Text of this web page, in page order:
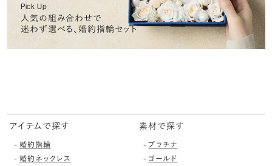
Pick Up
人気の組み合わせで
迷わず選べる、婚約指輪セット
アイテムで探す
- 婚約指輪
- 婚約ネックレス
素材で探す
-プラチナ
- ゴールド